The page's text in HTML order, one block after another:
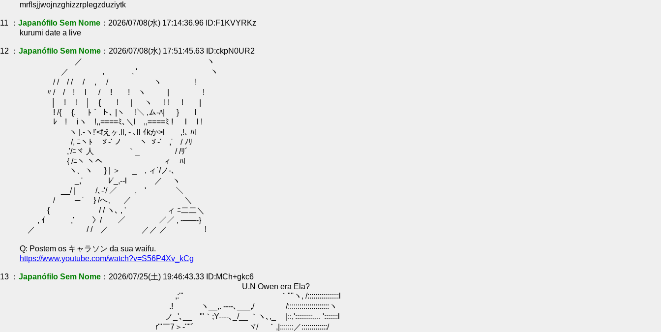
mrflsjjwojnzghizzrplegzduziytk
11 ： Japanófilo Sem Nome ：2026/07/08(水) 17:14:36.96 ID:F1KVYRKz
kurumi date a live
12 ： Japanófilo Sem Nome ：2026/07/08(水) 17:51:45.63 ID:ckpN0UR2
／ ヽ
／ , , ' ヽ
/ / / / / , / ヽ !
〃/ / ! l / ! ! ヽ | !
│ ! ! │ { ! | ヽ ! ! ! |
! /{ {. ﾄ｀ ト､ |ヽ !＼ ,ム‐ﾊ| } l
ﾚ ! iヽ !,,====ﾐ､＼l ,,====ﾐ ! l l !
ヽ |.-ヽ!'<fえヶ.ll, - ､ll ｲkか>l ,!､ ﾊl
/, ﾆヽﾄ ゞ-' ノ ヽ ゞ-' ,' / ﾉﾘ
,'/ﾆヾ 人 ｀_ / /ﾘ´
{ /ﾆヽ ヽへ ィ ﾊl
ヽ、ヽ } | ＞ _ , ィ´/ノ-､
_,' ﾚ′_,-‐l ／ ヽ
__/ | /､‐'/ ／ , ' ＼
/ ─ ' } /へ、 ／ ＼
{ / / ヽ､ , ' ィ ﾆ二二＼
, ｲ ,' 〉/ ／ ／／ , -―─-}
／ / / ／ ／／ ／ !
Q: Postem os キャラソン da sua waifu.
https://www.youtube.com/watch?v=S56P4Xv_kCg
13 ： Japanófilo Sem Nome ：2026/07/25(土) 19:46:43.33 ID:MCh+gkc6
U.N Owen era Ela?
,:'" ｀"''ヽ, /::::::::::::::::l
.! ヽ__,. -‐‐-､___,/ /:::::::::::::::::::::ヽ
ノ_'､__ゝ'"｀;Y-‐‐-､_/__ ｀ヽ､,_ |::,':::::::::,,.. ':::::::l
r'"￣7＞‐''"´ ヾ/ ｀,|:::::::／:::::::::::::/